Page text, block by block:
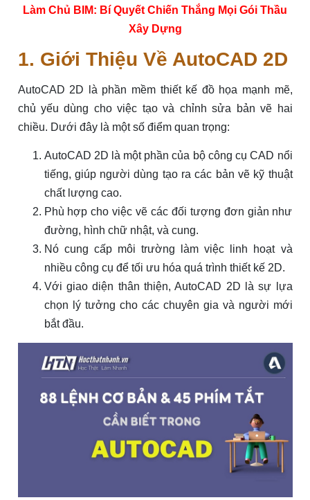
Làm Chủ BIM: Bí Quyết Chiến Thắng Mọi Gói Thầu
Xây Dựng
1. Giới Thiệu Về AutoCAD 2D
AutoCAD 2D là phần mềm thiết kế đồ họa mạnh mẽ,
chủ yếu dùng cho việc tạo và chỉnh sửa bản vẽ hai
chiều. Dưới đây là một số điểm quan trọng:
AutoCAD 2D là một phần của bộ công cụ CAD nổi
tiếng, giúp người dùng tạo ra các bản vẽ kỹ thuật
chất lượng cao.
Phù hợp cho việc vẽ các đối tượng đơn giản như
đường, hình chữ nhật, và cung.
Nó cung cấp môi trường làm việc linh hoạt và
nhiều công cụ để tối ưu hóa quá trình thiết kế 2D.
Với giao diện thân thiện, AutoCAD 2D là sự lựa
chọn lý tưởng cho các chuyên gia và người mới
bắt đầu.